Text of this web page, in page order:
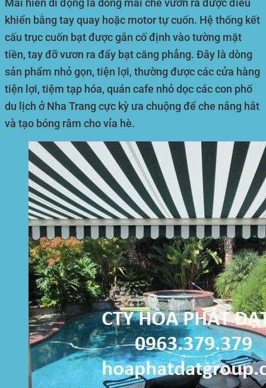
Mái hiên di động là dòng mái che vươn ra được điều
khiển bằng tay quay hoặc motor tự cuốn. Hệ thống kết
cấu trục cuốn bạt được gắn cố định vào tường mặt
tiền, tay đỡ vươn ra đẩy bạt căng phẳng. Đây là dòng
sản phẩm nhỏ gọn, tiện lợi, thường được các cửa hàng
tiện lợi, tiệm tạp hóa, quán cafe nhỏ dọc các con phố
du lịch ở Nha Trang cực kỳ ưa chuộng để che nắng hắt
và tạo bóng râm cho vỉa hè.